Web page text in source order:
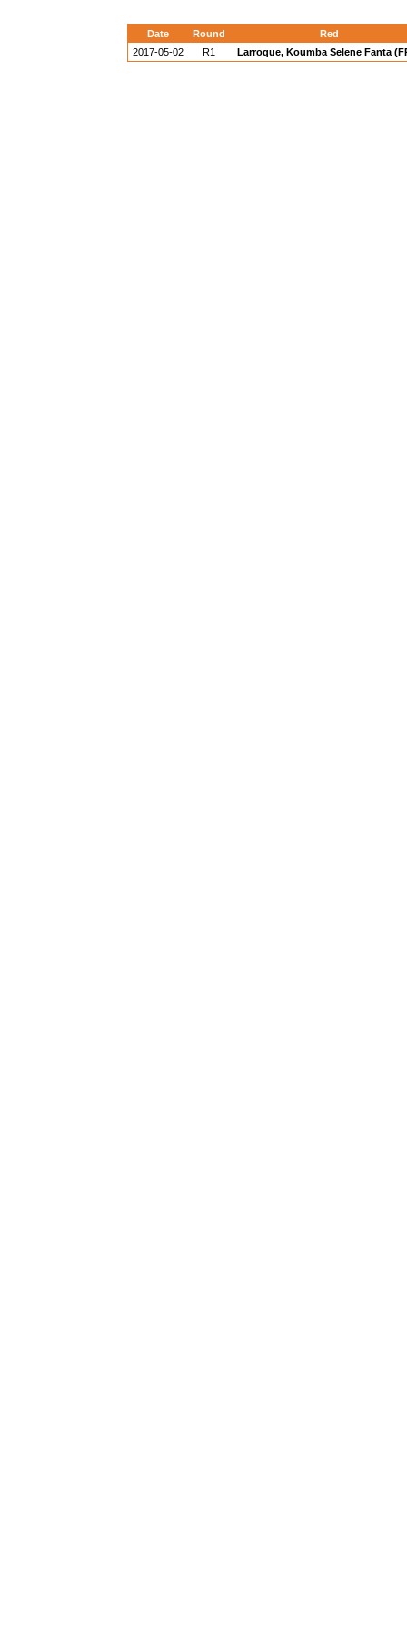
Date Round
Red
2017-05-02
R1 Larroque, Koumba Selene Fanta